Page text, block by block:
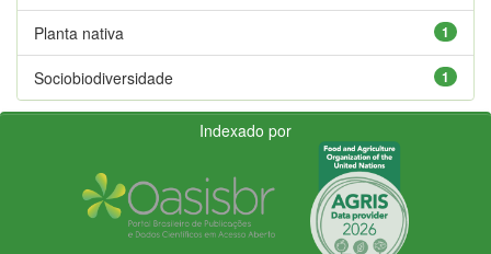
1
Planta nativa
1
Sociobiodiversidade
Indexado por